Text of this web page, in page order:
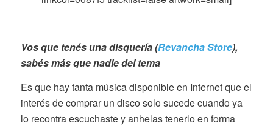
Vos que tenés una disquería (Revancha Store),
sabés más que nadie del tema
Es que hay tanta música disponible en Internet que el
interés de comprar un disco solo sucede cuando ya
lo recontra escuchaste y anhelas tenerlo en forma